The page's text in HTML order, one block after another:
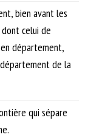
bien avant les
celui de
en département,
de la
qui sépare